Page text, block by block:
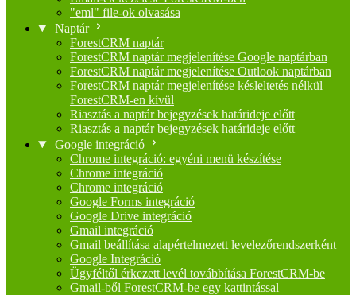
"eml" file-ok olvasása
Naptár
ForestCRM naptár
ForestCRM naptár megjelenítése Google naptárban
ForestCRM naptár megjelenítése Outlook naptárban
ForestCRM naptár megjelenítése késleltetés nélkül
ForestCRM-en kívül
Riasztás a naptár bejegyzések határideje előtt
Riasztás a naptár bejegyzések határideje előtt
Google integráció
Chrome integráció: egyéni menü készítése
Chrome integráció
Chrome integráció
Google Forms integráció
Google Drive integráció
Gmail integráció
Gmail beállítása alapértelmezett levelezőrendszerként
Google Integráció
Ügyféltől érkezett levél továbbítása ForestCRM-be
Gmail-ből ForestCRM-be egy kattintással